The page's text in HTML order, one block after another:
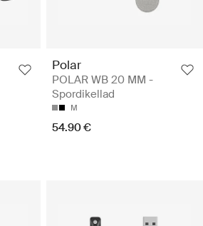
Polar
POLAR WB 20 MM -
Spordikellad
M
54.90 €